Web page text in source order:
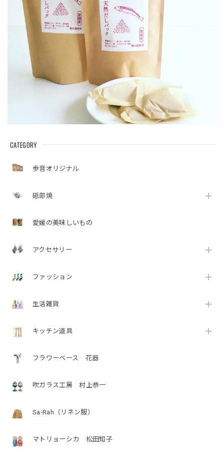
CATEGORY
歩音オリジナル
砥部焼
愛媛の美味しいもの
アクセサリー
ファッション
生活雑貨
キッチン道具
フラワーベース 花器
吹ガラス工房 村上恭一
Sa-Rah（リネン服）
マトリョーシカ 松田知子